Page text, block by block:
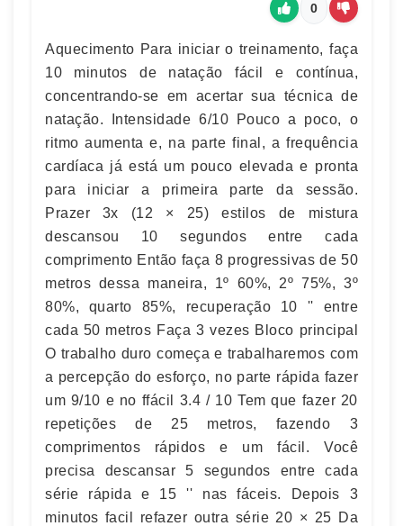
0
Aquecimento Para iniciar o treinamento, faça
10 minutos de natação fácil e contínua,
concentrando-se em acertar sua técnica de
natação. Intensidade 6/10 Pouco a poco, o
ritmo aumenta e, na parte final, a frequência
cardíaca já está um pouco elevada e pronta
para iniciar a primeira parte da sessão.
Prazer 3x (12 × 25) estilos de mistura
descansou 10 segundos entre cada
comprimento Então faça 8 progressivas de 50
metros dessa maneira, 1º 60%, 2º 75%, 3º
80%, quarto 85%, recuperação 10 '' entre
cada 50 metros Faça 3 vezes Bloco principal
O trabalho duro começa e trabalharemos com
a percepção do esforço, no parte rápida fazer
um 9/10 e no ffácil 3.4 / 10 Tem que fazer 20
repetições de 25 metros, fazendo 3
comprimentos rápidos e um fácil. Você
precisa descansar 5 segundos entre cada
série rápida e 15 '' nas fáceis. Depois 3
minutos facil refazer outra série 20 × 25 Da